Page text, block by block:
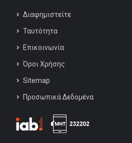
Διαφημιστείτε
Ταυτότητα
Επικοινωνία
Όροι Χρήσης
Sitemap
Προσωπικά Δεδομένα